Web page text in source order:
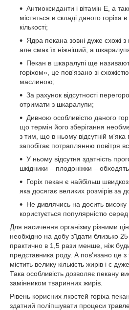
Антиоксиданти і вітамін Е, а
містяться в складі даного горіха
кількості;
Ядра пекана зовні дуже схожі з
але смак їх ніжніший, а
Пекан в шкаралупі ще
горіхом», це пов'язано зі
маслиною;
За рахунок відсутності
отримати з шкаралупи;
Дивною особливістю даного
що термін його зберігання
з тим, що в ньому відсутній
запобігає потраплянню повітря
У ньому відсутня здатність
шкідники – плодоніжки –
Горіх пекан є найбільш
яка досягає великих розмірів за
Не дивлячись на досить високу
користується популярністю серед
Для насичення організму різними
необхідно на добу з'їдати близько
практично в 1,5 рази менше, ніж
представника роду. А пов'язано це
містить велику кількість жирів і є
Така особливість дозволяє пекану
замінником тваринних жирів.
Рівень корисних якостей горіха
здатний поліпшувати процеси